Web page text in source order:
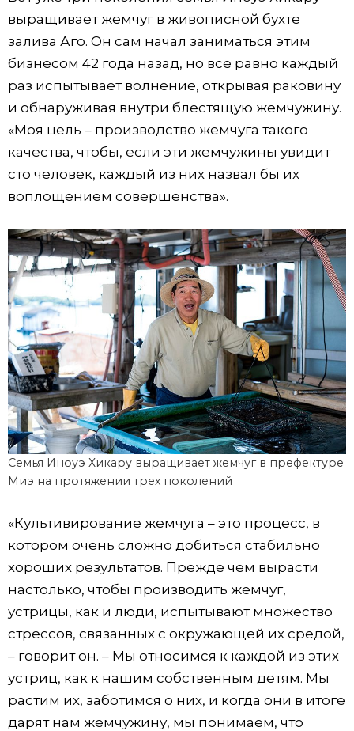
выращивает жемчуг в живописной бухте
залива Аго. Он сам начал заниматься этим
бизнесом 42 года назад, но всё равно каждый
раз испытывает волнение, открывая раковину
и обнаруживая внутри блестящую жемчужину.
«Моя цель – производство жемчуга такого
качества, чтобы, если эти жемчужины увидит
сто человек, каждый из них назвал бы их
воплощением совершенства».
Семья Иноуэ Хикару выращивает жемчуг в префектуре
Миэ на протяжении трех поколений
«Культивирование жемчуга – это процесс, в
котором очень сложно добиться стабильно
хороших результатов. Прежде чем вырасти
настолько, чтобы производить жемчуг,
устрицы, как и люди, испытывают множество
стрессов, связанных с окружающей их средой,
– говорит он. – Мы относимся к каждой из этих
устриц, как к нашим собственным детям. Мы
растим их, заботимся о них, и когда они в итоге
дарят нам жемчужину, мы понимаем, что